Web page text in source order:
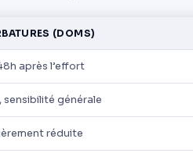
(DOMS)
après l’effort
sensibilité générale
réduite